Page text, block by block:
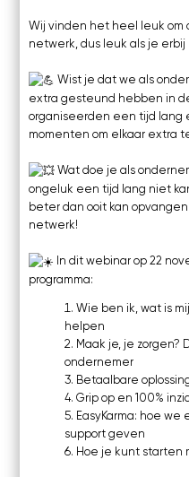
Wij vinden het heel leuk
netwerk, dus leuk als je erbij
Wist je dat we als
extra gesteund hebben in
organiseerden een tijd lang
momenten om elkaar extra
Wat doe je als
ongeluk een tijd lang niet
beter dan ooit kan
netwerk!
In dit webinar op 22
programma:
Wie ben ik, wat is
helpen
Maak je, je zorgen?
ondernemer
Betaalbare
Grip op en 100%
EasyKarma: hoe
support geven
Hoe je kunt starten